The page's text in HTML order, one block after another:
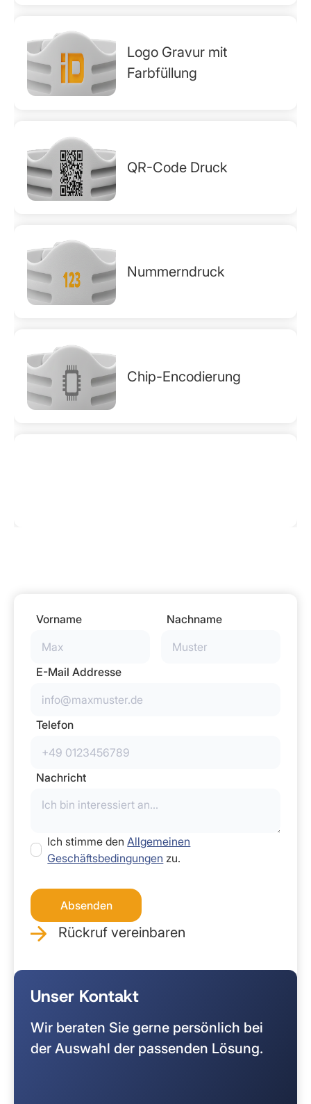
Logo Gravur mit
Farbfüllung
QR-Code Druck
Nummerndruck
Chip-Encodierung
Unser Kontakt
Wir beraten Sie gerne persönlich bei
der Auswahl der passenden Lösung.
Vorname Nachname
E-Mail Addresse
Telefon
Nachricht
Ich stimme den Allgemeinen
Geschäftsbedingungen zu.
Rückruf vereinbaren